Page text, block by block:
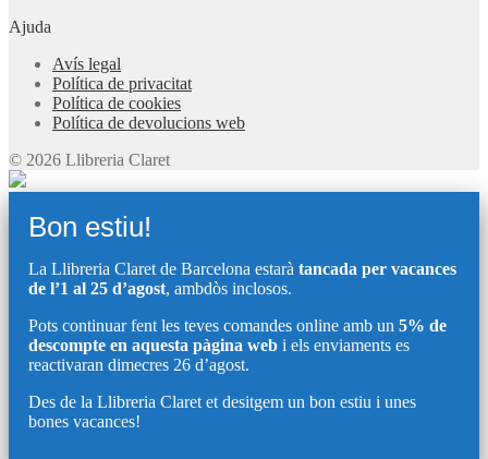
Ajuda
Avís legal
Política de privacitat
Política de cookies
Política de devolucions web
© 2026 Llibreria Claret
Bon estiu!
La Llibreria Claret de Barcelona estarà tancada per vacances
de l’1 al 25 d’agost, ambdòs inclosos.
Pots continuar fent les teves comandes online amb un 5% de
descompte en aquesta pàgina web i els enviaments es
reactivaran dimecres 26 d’agost.
Des de la Llibreria Claret et desitgem un bon estiu i unes
bones vacances!